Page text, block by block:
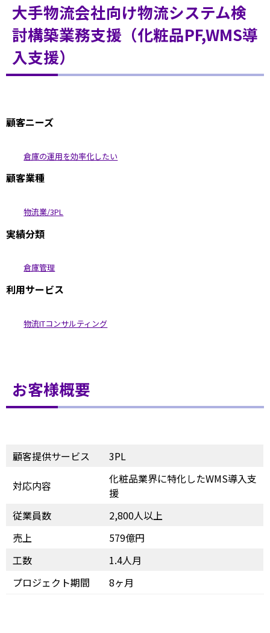
大手物流会社向け物流システム検
討構築業務支援（化粧品PF,WMS導
入支援）
顧客ニーズ
倉庫の運用を効率化したい
顧客業種
物流業/3PL
実績分類
倉庫管理
利用サービス
物流ITコンサルティング
お客様概要
顧客提供サービス 3PL
対応内容
化粧品業界に特化したWMS導入支
援
従業員数
2,800人以上
売上
579億円
工数
1.4人月
プロジェクト期間
8ヶ月